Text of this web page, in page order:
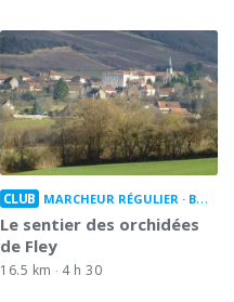
CLUB MARCHEUR RÉGULIER BOUCLE
Le sentier des orchidées
de Fley
16.5 km 4 h 30